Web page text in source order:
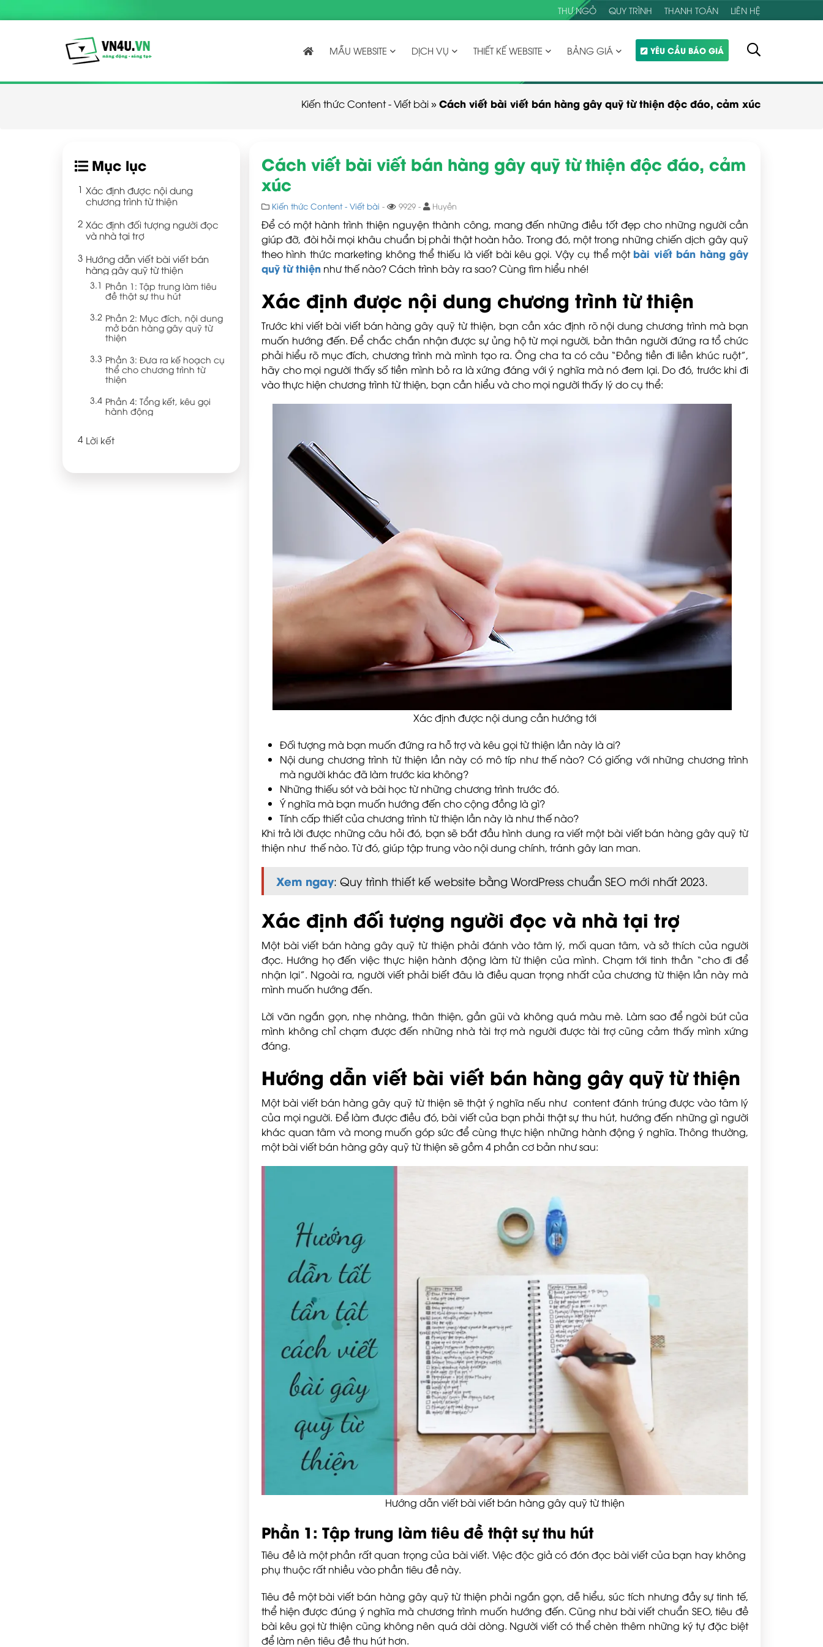
THƯ NGỎ QUY TRÌNH THANH TOÁN LIÊN HỆ
MẪU WEBSITE DỊCH VỤ THIẾT KẾ WEBSITE BẢNG GIÁ YÊU CẦU BÁO GIÁ
Kiến thức Content - Viết bài»Cách viết bài viết bán hàng gây quỹ từ thiện độc đáo, cảm xúc
Mục lục
Xác định được nội dung
chương trình từ thiện
Xác định đối tượng người đọc
và nhà tại trợ
Hướng dẫn viết bài viết bán
hàng gây quỹ từ thiện
Phần 1: Tập trung làm tiêu
đề thật sự thu hút
Phần 2: Mục đích, nội dung
mở bán hàng gây quỹ từ
thiện
Phần 3: Đưa ra kế hoạch cụ
thể cho chương trình từ
thiện
Phần 4: Tổng kết, kêu gọi
hành động
Lời kết
Cách viết bài viết bán hàng gây quỹ từ thiện độc đáo, cảm
xúc
Kiến thức Content - Viết bài - 9929 - Huyền
Để có một hành trình thiện nguyện thành công, mang đến những điều tốt đẹp cho những người cần
giúp đỡ, đòi hỏi mọi khâu chuẩn bị phải thật hoàn hảo. Trong đó, một trong những chiến dịch gây quỹ
theo hình thức marketing không thể thiếu là viết bài kêu gọi. Vậy cụ thể một bài viết bán hàng gây
quỹ từ thiện như thế nào? Cách trình bày ra sao? Cùng tìm hiểu nhé!
Xác định được nội dung chương trình từ thiện
Trước khi viết bài viết bán hàng gây quỹ từ thiện, bạn cần xác định rõ nội dung chương trình mà bạn
muốn hướng đến. Để chắc chắn nhận được sự ủng hộ từ mọi người, bản thân người đứng ra tổ chức
phải hiểu rõ mục đích, chương trình mà mình tạo ra. Ông cha ta có câu “Đồng tiền đi liền khúc ruột”,
hãy cho mọi người thấy số tiền mình bỏ ra là xứng đáng với ý nghĩa mà nó đem lại. Do đó, trước khi đi
vào thực hiện chương trình từ thiện, bạn cần hiểu và cho mọi người thấy lý do cụ thể:
Xác định được nội dung cần hướng tới
Đối tượng mà bạn muốn đứng ra hỗ trợ và kêu gọi từ thiện lần này là ai?
Nội dung chương trình từ thiện lần này có mô típ như thế nào? Có giống với những chương trình
mà người khác đã làm trước kia không?
Những thiếu sót và bài học từ những chương trình trước đó.
Ý nghĩa mà bạn muốn hướng đến cho cộng đồng là gì?
Tính cấp thiết của chương trình từ thiện lần này là như thế nào?
Khi trả lời được những câu hỏi đó, bạn sẽ bắt đầu hình dung ra viết một bài viết bán hàng gây quỹ từ
thiện như thế nào. Từ đó, giúp tập trung vào nội dung chính, tránh gây lan man.
Xem ngay: Quy trình thiết kế website bằng WordPress chuẩn SEO mới nhất 2023.
Xác định đối tượng người đọc và nhà tại trợ
Một bài viết bán hàng gây quỹ từ thiện phải đánh vào tâm lý, mối quan tâm, và sở thích của người
đọc. Hướng họ đến việc thực hiện hành động làm từ thiện của mình. Chạm tới tinh thần “cho đi để
nhận lại”. Ngoài ra, người viết phải biết đâu là điều quan trọng nhất của chương từ thiện lần này mà
mình muốn hướng đến.
Lời văn ngắn gọn, nhẹ nhàng, thân thiện, gần gũi và không quá màu mè. Làm sao để ngòi bút của
mình không chỉ chạm được đến những nhà tài trợ mà người được tài trợ cũng cảm thấy mình xứng
đáng.
Hướng dẫn viết bài viết bán hàng gây quỹ từ thiện
Một bài viết bán hàng gây quỹ từ thiện sẽ thật ý nghĩa nếu như content đánh trúng được vào tâm lý
của mọi người. Để làm được điều đó, bài viết của bạn phải thật sự thu hút, hướng đến những gì người
khác quan tâm và mong muốn góp sức để cùng thực hiện những hành động ý nghĩa.Thông thường,
một bài viết bán hàng gây quỹ từ thiện sẽ gồm 4 phần cơ bản như sau:
Hướng dẫn viết bài viết bán hàng gây quỹ từ thiện
Phần 1: Tập trung làm tiêu đề thật sự thu hút
Tiêu đề là một phần rất quan trọng của bài viết. Việc độc giả có đón đọc bài viết của bạn hay không
phụ thuộc rất nhiều vào phần tiêu đề này.
Tiêu đề một bài viết bán hàng gây quỹ từ thiện phải ngắn gọn, dễ hiểu, súc tích nhưng đầy sự tinh tế,
thể hiện được đúng ý nghĩa mà chương trình muốn hướng đến. Cũng như bài viết chuẩn SEO, tiêu đề
bài kêu gọi từ thiện cũng không nên quá dài dòng. Người viết có thể chèn thêm những ký tự đặc biệt
để làm nên tiêu đề thu hút hơn.